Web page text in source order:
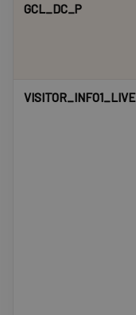
GCL_DC_P
VISITOR_INFO1_LIVE